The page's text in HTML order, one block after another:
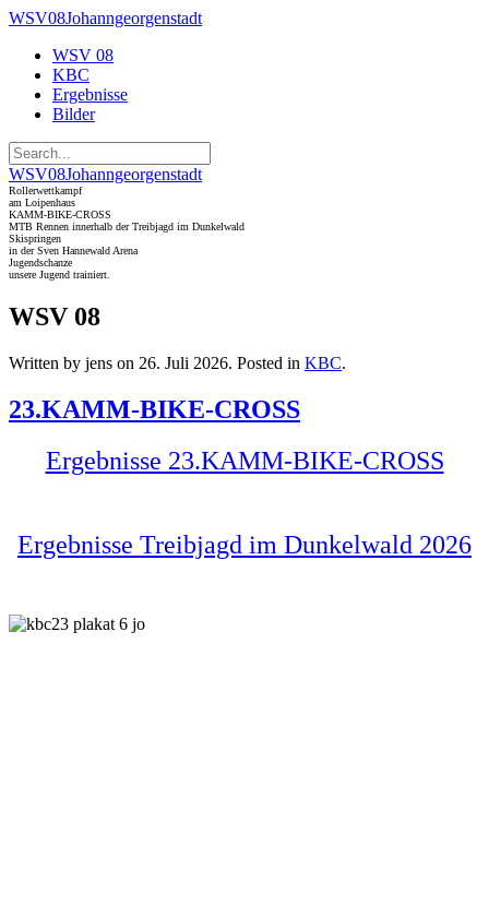
WSV08Johanngeorgenstadt
WSV 08
KBC
Ergebnisse
Bilder
WSV08Johanngeorgenstadt
Rollerwettkampf
am Loipenhaus
KAMM-BIKE-CROSS
MTB Rennen innerhalb der Treibjagd im Dunkelwald
Skispringen
in der Sven Hannewald Arena
Jugendschanze
unsere Jugend trainiert.
WSV 08
Written by jens on 26. Juli 2026. Posted in KBC.
23.KAMM-BIKE-CROSS
Ergebnisse 23.KAMM-BIKE-CROSS
Ergebnisse Treibjagd im Dunkelwald 2026